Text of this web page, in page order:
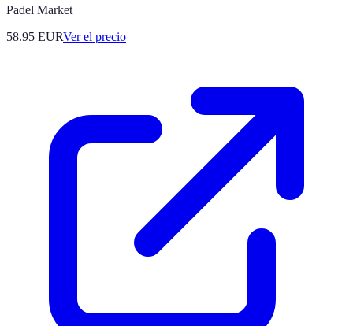
Padel Market
58.95 EURVer el precio